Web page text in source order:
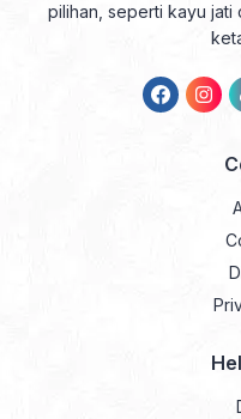
pilihan, seperti kayu jati